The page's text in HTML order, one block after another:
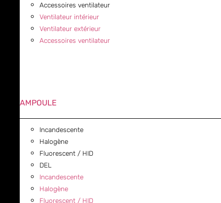
Accessoires ventilateur
Ventilateur intérieur
Ventilateur extérieur
Accessoires ventilateur
AMPOULE
Incandescente
Halogène
Fluorescent / HID
DEL
Incandescente
Halogène
Fluorescent / HID